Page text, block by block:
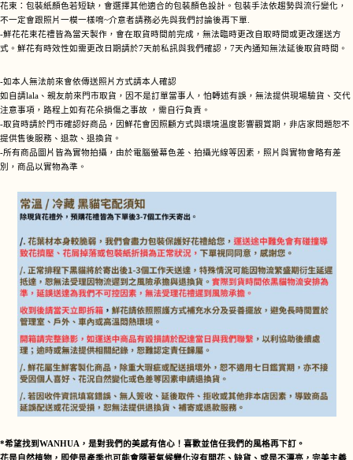
花束：包裝紙顏色若短缺，會選擇其他適合的包裝顏色設計。包裝手法依趨勢與流行變化，
不一定會跟照片一模一樣唷~介意者請務必先與我們討論後再下單.
-鮮花花束花禮皆為當天製作，會在取貨時間前完成，無法臨時更改自取時間或更改運送方
式。鮮花有時效性如需更改日期請於7天前私訊與我們確認，7天內通知無法延後取貨時間。
-如本人無法前來會依傳送照片方式請本人確認
如自請lala、親友前來門市取貨，因不是訂單當事人，怕轉述有誤，無法提供現場驗貨、交代
注意事項，路程上如有花朵損傷之事故 ，需自行負責。
-取貨時請於門市確認好商品，因鮮花會因照顧方式與環境溫度影響觀賞期，非店家問題恕不
提供售後服務、退款、退換貨。
-所有商品圖片皆為實物拍攝，由於電腦螢幕色差、拍攝光線等因素，照片與實物會略有差
別，商品以實物為準。
*希望找到WANHUA，是對我們的美感有信心！喜歡並信任我們的風格再下訂。
花是自然植物，即使是產季也可能會隨著氣候變化沒有開花、缺貨、或是不漂亮，完美主義